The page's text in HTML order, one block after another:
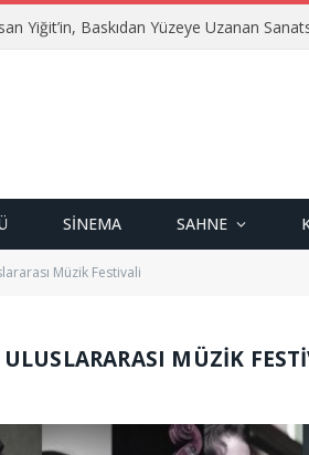
Yiğit’in, Baskıdan Yüzeye Uzanan
SINEMA SAHNE
Müzik Festivali
ULUSLARARASI MÜZIK